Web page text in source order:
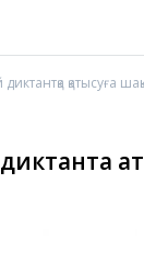
қатысуға